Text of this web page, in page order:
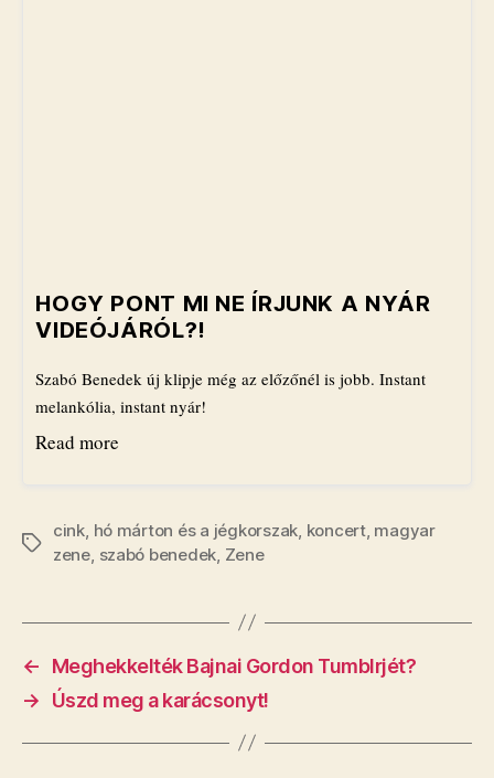
HOGY PONT MI NE ÍRJUNK A NYÁR
VIDEÓJÁRÓL?!
Szabó Benedek új klipje még az előzőnél is jobb. Instant
melankólia, instant nyár!
Read more
Címkék
cink hó márton és a jégkorszak koncert, magyar
zene szabó benedek Zene
←
​Meghekkelték Bajnai Gordon Tumblrjét?
→
Úszd meg a karácsonyt!